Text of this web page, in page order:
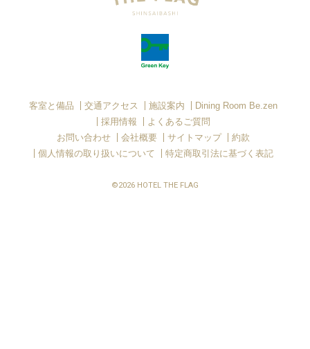
客室と備品 交通アクセス 施設案内
Dining Room Be.zen
採用情報
よくあるご質問
お問い合わせ
会社概要 サイトマップ
約款
個人情報の取り扱いについて
特定商取引法に基づく表記
©2026 HOTEL THE FLAG